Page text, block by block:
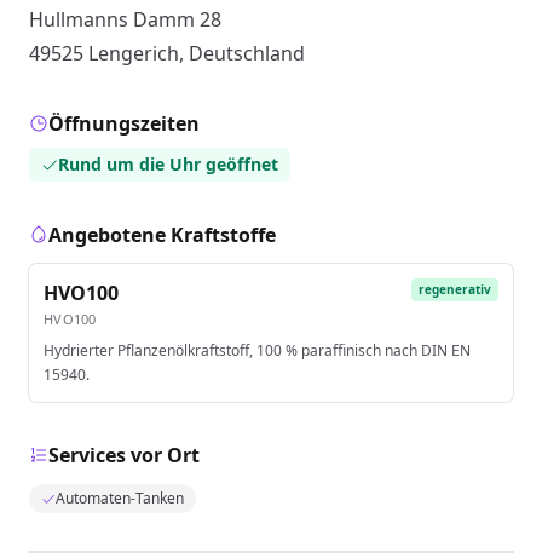
Hullmanns Damm 28
49525 Lengerich, Deutschland
Öffnungszeiten
Rund um die Uhr geöffnet
Angebotene Kraftstoffe
HVO100
HVO100
regenerativ
Hydrierter Pflanzenölkraftstoff, 100 % paraffinisch nach DIN EN
15940.
Services vor Ort
Automaten-Tanken